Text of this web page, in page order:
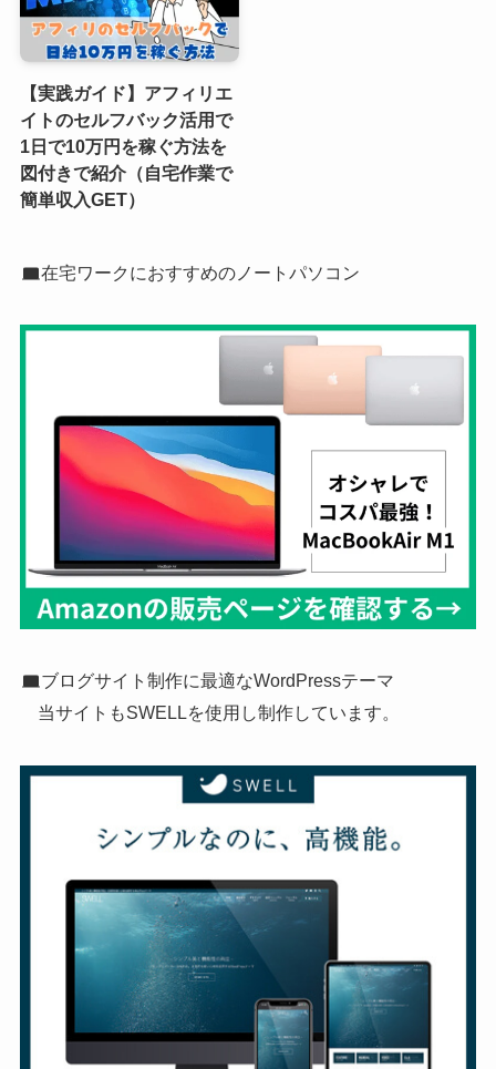
【実践ガイド】アフィリエ
イトのセルフバック活用で
1日で10万円を稼ぐ方法を
図付きで紹介（自宅作業で
簡単収入GET）
在宅ワークにおすすめのノートパソコン
ブログサイト制作に最適なWordPressテーマ
当サイトもSWELLを使用し制作しています。